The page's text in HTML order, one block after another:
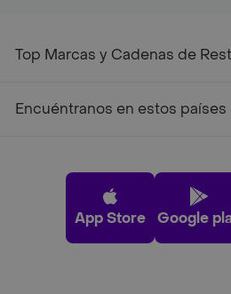
Top Marcas y Cadenas de
Encuéntranos en estos países
App Store Google